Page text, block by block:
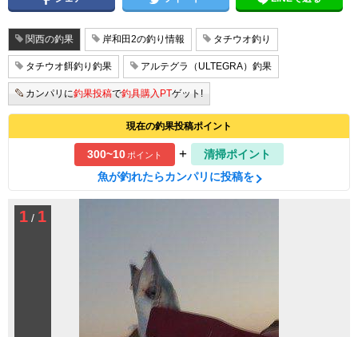
関西の釣果 岸和田2の釣り情報 タチウオ釣り
タチウオ餌釣り釣果 アルテグラ（ULTEGRA）釣果
カンパリに釣果投稿で釣具購入PTゲット!
現在の釣果投稿ポイント
300~10ポイント +
清掃ポイント
魚が釣れたらカンパリに投稿を
1 / 1